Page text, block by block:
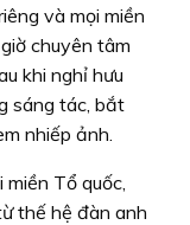
và mọi miền
chuyên tâm
khi nghỉ hưu
sáng tác, bắt
nhiếp ảnh.
Tổ quốc,
thế hệ đàn anh